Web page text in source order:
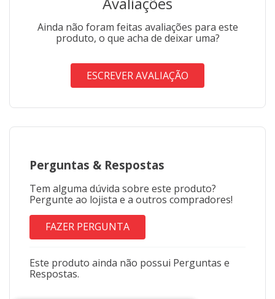
Ainda não foram feitas avaliações para este
produto, o que acha de deixar uma?
ESCREVER AVALIAÇÃO
Perguntas & Respostas
Tem alguma dúvida sobre este produto?
Pergunte ao lojista e a outros compradores!
FAZER PERGUNTA
Este produto ainda não possui Perguntas e
Respostas.